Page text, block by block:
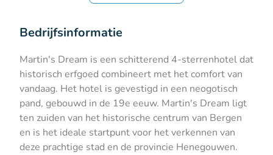
Bedrijfsinformatie
Martin's Dream is een schitterend 4-sterrenhotel dat
historisch erfgoed combineert met het comfort van
vandaag. Het hotel is gevestigd in een neogotisch
pand, gebouwd in de 19e eeuw. Martin's Dream ligt
ten zuiden van het historische centrum van Bergen
en is het ideale startpunt voor het verkennen van
deze prachtige stad en de provincie Henegouwen.